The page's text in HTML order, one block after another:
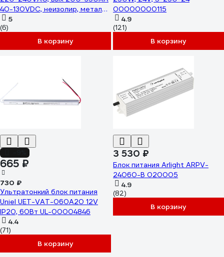
40-130VDC, неизолир, металл
LF-FMR040YSIII 2016421722
5
(6)
В корзину
00000000115
4.9
(121)
В корзину
665 ₽
730 ₽
Ультратонкий блок питания
Uniel UET-VAT-060A20 12V
IP20, 60Вт UL-00004846
4.4
(71)
В корзину
3 530 ₽
Блок питания Arlight ARPV-
24060-B 020005
4.9
(82)
В корзину